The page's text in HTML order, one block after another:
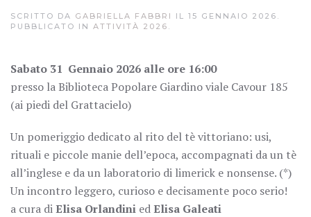
SCRITTO DA GABRIELLA FABBRI IL 15 GENNAIO 2026 .
PUBBLICATO IN ATTIVITÀ 2026 .
Sabato 31 Gennaio 2026 alle ore 16:00
presso la Biblioteca Popolare Giardino viale Cavour 185
(ai piedi del Grattacielo)
Un pomeriggio dedicato al rito del tè vittoriano: usi,
rituali e piccole manie dell’epoca, accompagnati da un tè
all’inglese e da un laboratorio di limerick e nonsense. (*)
Un incontro leggero, curioso e decisamente poco serio!
a cura diElisa Orlandini edElisa Galeati